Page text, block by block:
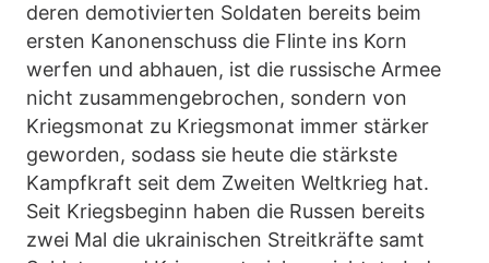
deren demotivierten Soldaten bereits beim
ersten Kanonenschuss die Flinte ins Korn
werfen und abhauen, ist die russische Armee
nicht zusammengebrochen, sondern von
Kriegsmonat zu Kriegsmonat immer stärker
geworden, sodass sie heute die stärkste
Kampfkraft seit dem Zweiten Weltkrieg hat.
Seit Kriegsbeginn haben die Russen bereits
zwei Mal die ukrainischen Streitkräfte samt